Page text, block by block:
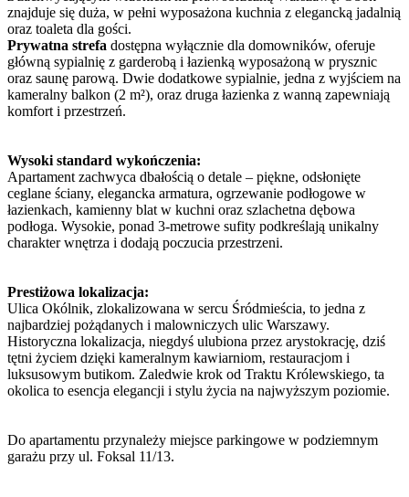
znajduje się duża, w pełni wyposażona kuchnia z elegancką jadalnią
oraz toaleta dla gości.
Prywatna strefa dostępna wyłącznie dla domowników, oferuje
główną sypialnię z garderobą i łazienką wyposażoną w prysznic
oraz saunę parową. Dwie dodatkowe sypialnie, jedna z wyjściem na
kameralny balkon (2 m²), oraz druga łazienka z wanną zapewniają
komfort i przestrzeń.
Wysoki standard wykończenia:
Apartament zachwyca dbałością o detale – piękne, odsłonięte
ceglane ściany, elegancka armatura, ogrzewanie podłogowe w
łazienkach, kamienny blat w kuchni oraz szlachetna dębowa
podłoga. Wysokie, ponad 3-metrowe sufity podkreślają unikalny
charakter wnętrza i dodają poczucia przestrzeni.
Prestiżowa lokalizacja:
Ulica Okólnik, zlokalizowana w sercu Śródmieścia, to jedna z
najbardziej pożądanych i malowniczych ulic Warszawy.
Historyczna lokalizacja, niegdyś ulubiona przez arystokrację, dziś
tętni życiem dzięki kameralnym kawiarniom, restauracjom i
luksusowym butikom. Zaledwie krok od Traktu Królewskiego, ta
okolica to esencja elegancji i stylu życia na najwyższym poziomie.
Do apartamentu przynależy miejsce parkingowe w podziemnym
garażu przy ul. Foksal 11/13.